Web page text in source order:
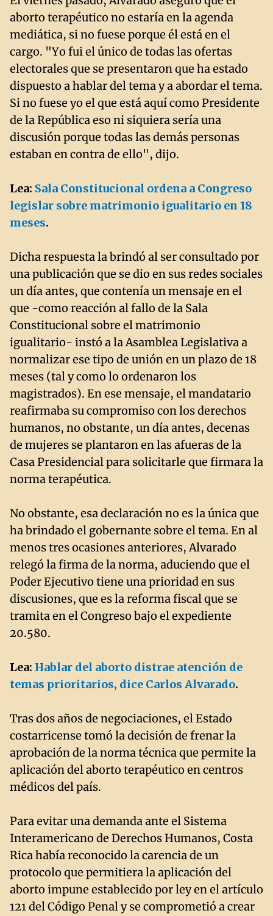
aborto terapéutico no estaría en la agenda
mediática, si no fuese porque él está en el
cargo. "Yo fui el único de todas las ofertas
electorales que se presentaron que ha estado
dispuesto a hablar del tema y a abordar el tema.
Si no fuese yo el que está aquí como Presidente
de la República eso ni siquiera sería una
discusión porque todas las demás personas
estaban en contra de ello", dijo.
Lea: Sala Constitucional ordena a Congreso
legislar sobre matrimonio igualitario en 18
meses.
Dicha respuesta la brindó al ser consultado por
una publicación que se dio en sus redes sociales
un día antes, que contenía un mensaje en el
que -como reacción al fallo de la Sala
Constitucional sobre el matrimonio
igualitario- instó a la Asamblea Legislativa a
normalizar ese tipo de unión en un plazo de 18
meses (tal y como lo ordenaron los
magistrados). En ese mensaje, el mandatario
reafirmaba su compromiso con los derechos
humanos, no obstante, un día antes, decenas
de mujeres se plantaron en las afueras de la
Casa Presidencial para solicitarle que firmara la
norma terapéutica.
No obstante, esa declaración no es la única que
ha brindado el gobernante sobre el tema. En al
menos tres ocasiones anteriores, Alvarado
relegó la firma de la norma, aduciendo que el
Poder Ejecutivo tiene una prioridad en sus
discusiones, que es la reforma fiscal que se
tramita en el Congreso bajo el expediente
20.580.
Lea: Hablar del aborto distrae atención de
temas prioritarios, dice Carlos Alvarado.
Tras dos años de negociaciones, el Estado
costarricense tomó la decisión de frenar la
aprobación de la norma técnica que permite la
aplicación del aborto terapéutico en centros
médicos del país.
Para evitar una demanda ante el Sistema
Interamericano de Derechos Humanos, Costa
Rica había reconocido la carencia de un
protocolo que permitiera la aplicación del
aborto impune establecido por ley en el artículo
121 del Código Penal y se comprometió a crear